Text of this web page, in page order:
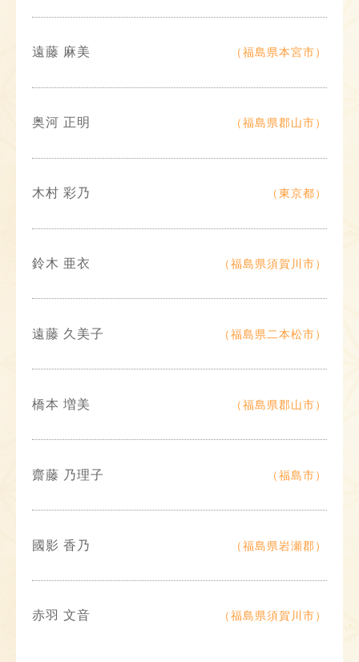
遠藤 麻美 （福島県本宮市）
奥河 正明 （福島県郡山市）
木村 彩乃 （東京都）
鈴木 亜衣 （福島県須賀川市）
遠藤 久美子 （福島県二本松市）
橋本 増美 （福島県郡山市）
齋藤 乃理子 （福島市）
國影 香乃 （福島県岩瀬郡）
赤羽 文音 （福島県須賀川市）